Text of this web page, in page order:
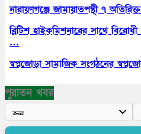
নারায়ণগঞ্জে জামায়াতপন্থী ৭
ব্রিটিশ হাইকমিশনারের সাথে
…
স্বপ্নজোড়া সামাজিক সংগঠনের
পুরাতন খবর